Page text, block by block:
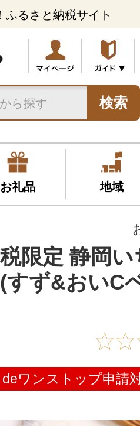
るさと納税サイト
検索
お礼品 地域
限定 静岡
すず&おいC
ワンストップ申請